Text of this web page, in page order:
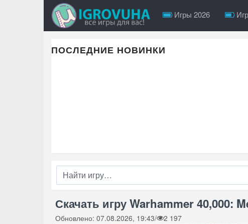
Игры 2026
ПОСЛЕДНИЕ НОВИНКИ
Скачать игру Warhammer 40,000:
Обновлено: 07.08.2026, 19:43/ 2 197